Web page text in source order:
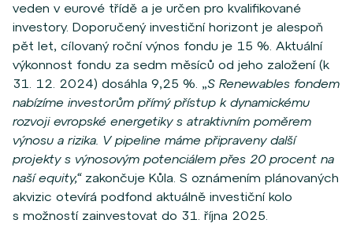
veden v eurové třídě a je určen pro kvalifikované
investory. Doporučený investiční horizont je alespoň
pět let, cílovaný roční výnos fondu je 15 %. Aktuální
výkonnost fondu za sedm měsíců od jeho založení (k
31. 12. 2024) dosáhla 9,25 %. „S Renewables fondem
nabízíme investorům přímý přístup k dynamickému
rozvoji evropské energetiky s atraktivním poměrem
výnosu a rizika. V pipeline máme připraveny další
projekty s výnosovým potenciálem přes 20 procent na
naší equity,“ zakončuje Kůla. S oznámením plánovaných
akvizic otevírá podfond aktuálně investiční kolo
s možností zainvestovat do 31. října 2025.